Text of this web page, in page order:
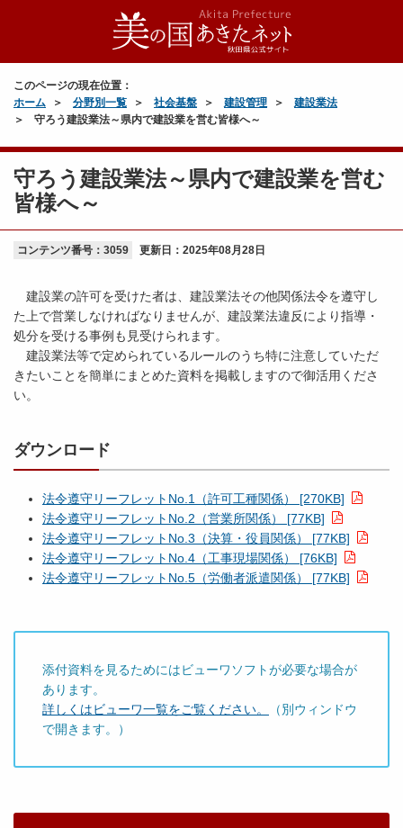
このページの現在位置：
ホーム
分野別一覧 社会基盤 建設管理
建設業法
守ろう建設業法～県内で建設業を営む皆様へ～
守ろう建設業法～県内で建設業を営む
皆様へ～
コンテンツ番号：3059 更新日： 2025年08月28日
建設業の許可を受けた者は、建設業法その他関係法令を遵守し
た上で営業しなければなりませんが、建設業法違反により指導・
処分を受ける事例も見受けられます。
建設業法等で定められているルールのうち特に注意していただ
きたいことを簡単にまとめた資料を掲載しますので御活用くださ
い。
ダウンロード
法令遵守リーフレットNo.1（許可工種関係） [270KB]
法令遵守リーフレットNo.2（営業所関係） [77KB]
法令遵守リーフレットNo.3（決算・役員関係） [77KB]
法令遵守リーフレットNo.4（工事現場関係） [76KB]
法令遵守リーフレットNo.5（労働者派遣関係） [77KB]
添付資料を見るためにはビューワソフトが必要な場合が
あります。
詳しくはビューワ一覧をご覧ください。
（別ウィンドウ
で開きます。）